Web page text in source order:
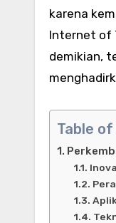
karena
Internet of
demikian,
Table